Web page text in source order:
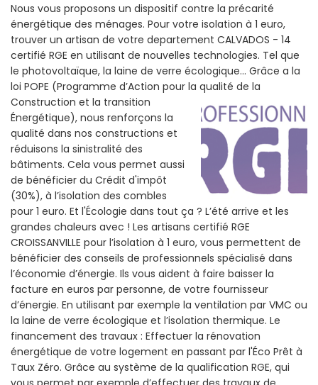
Nous vous proposons un dispositif contre la précarité
énergétique des ménages. Pour votre isolation à 1 euro,
trouver un artisan de votre departement CALVADOS - 14
certifié RGE en utilisant de nouvelles technologies. Tel que
le photovoltaïque, la laine de verre écologique... Grâce a la
loi POPE (Programme d’Action pour la qualité de la
Construction et la transition
Énergétique), nous renforçons la
qualité dans nos constructions et
réduisons la sinistralité des
bâtiments. Cela vous permet aussi
de bénéficier du Crédit d'impôt
(30%), à l’isolation des combles
pour 1 euro. Et l'Écologie dans tout ça ? L’été arrive et les
grandes chaleurs avec ! Les artisans certifié RGE
CROISSANVILLE pour l’isolation à 1 euro, vous permettent de
bénéficier des conseils de professionnels spécialisé dans
l’économie d’énergie. Ils vous aident à faire baisser la
facture en euros par personne, de votre fournisseur
d’énergie. En utilisant par exemple la ventilation par VMC ou
la laine de verre écologique et l’isolation thermique. Le
financement des travaux : Effectuer la rénovation
énergétique de votre logement en passant par l'Éco Prêt à
Taux Zéro. Grâce au système de la qualification RGE, qui